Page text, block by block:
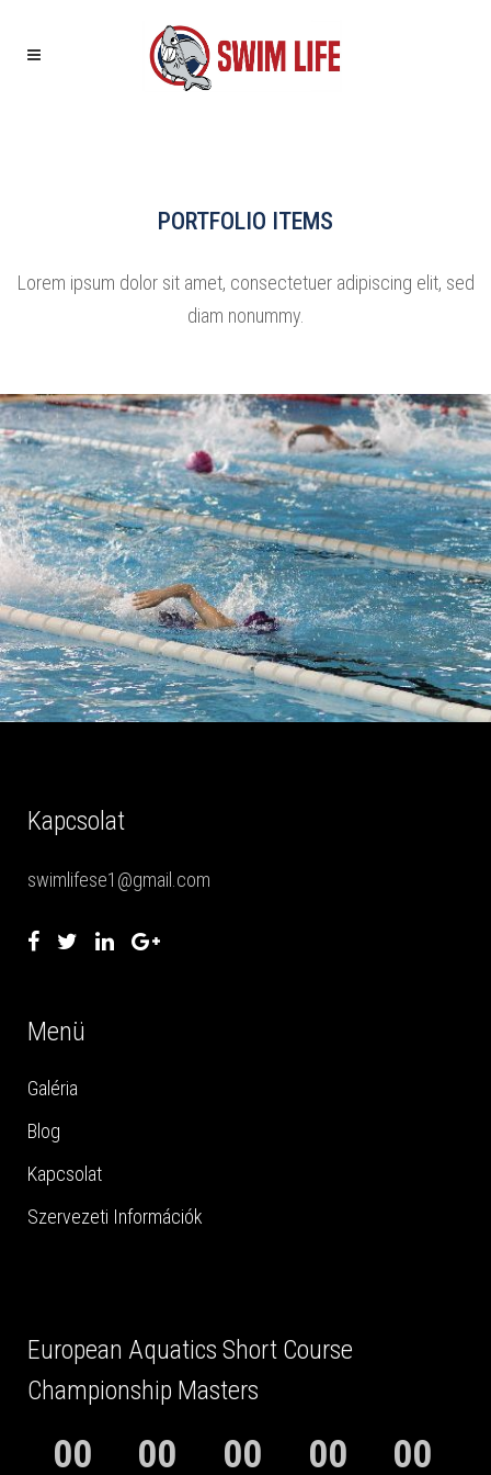
PORTFOLIO ITEMS
Lorem ipsum dolor sit amet, consectetuer adipiscing elit, sed
diam nonummy.
Kapcsolat
swimlifese1@gmail.com
Menü
Galéria
Blog
Kapcsolat
Szervezeti Információk
European Aquatics Short Course
Championship Masters
00 00 00 00 00